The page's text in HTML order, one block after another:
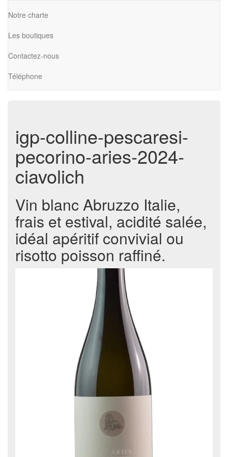
Notre charte
Les boutiques
Contactez-nous
Téléphone
igp-colline-pescaresi-
pecorino-aries-2024-
ciavolich
Vin blanc Abruzzo Italie,
frais et estival, acidité salée,
idéal apéritif convivial ou
risotto poisson raffiné.